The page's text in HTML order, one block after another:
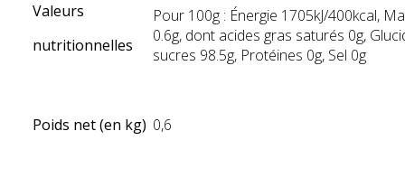
Valeurs
nutritionnelles
Pour 100g : Énergie 1705kJ/400kcal,
0.6g, dont acides gras saturés 0g,
sucres 98.5g, Protéines 0g, Sel 0g
Poids net (en kg) 0,6